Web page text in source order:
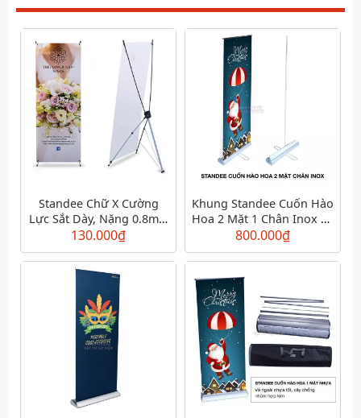
Standee Chữ X Cường
Lực Sắt Dày, Nặng 0.8m x
1.8m
130.000₫
Khung Standee Cuốn Hào
Hoa 2 Mặt 1 Chân Inox 80
x 200 cm
800.000₫